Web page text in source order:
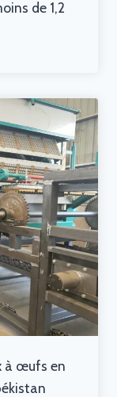
de 1,2
à œufs en